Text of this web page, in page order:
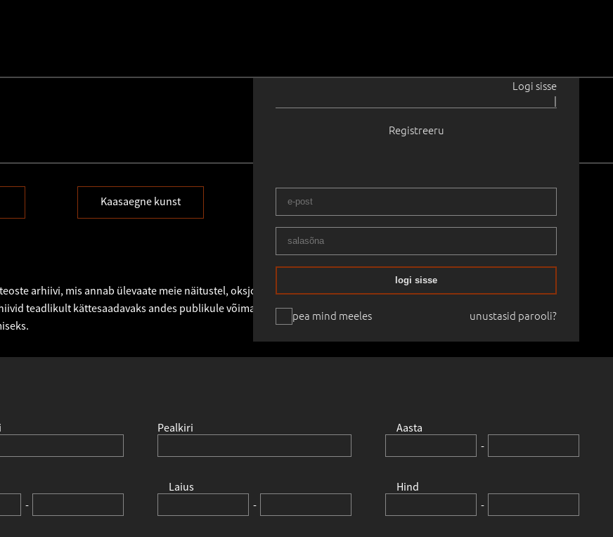
Logi sisse
|
Registreeru
pea mind meeles
logi sisse
unustasid parooli?
Kaasaegne kunst Noor kunst
arhiivi, mis annab ülevaate meie näitustel, oksjonitel või
teadlikult kättesaadavaks andes publikule võimaluse erinevate
Pealkiri
-
Laius
-
Hind
-
Aasta
-